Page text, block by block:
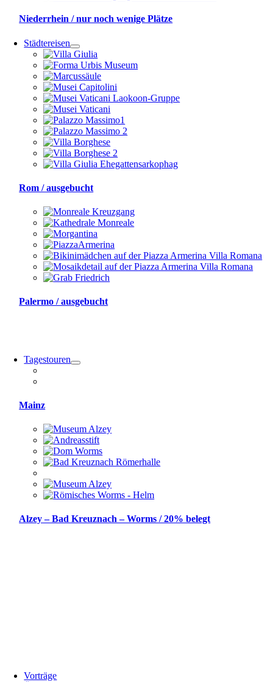
Niederrhein / nur noch wenige Plätze
Städtereisen
Rom / ausgebucht
Palermo / ausgebucht
Tagestouren
Mainz
Alzey – Bad Kreuznach – Worms / 20% belegt
Vorträge